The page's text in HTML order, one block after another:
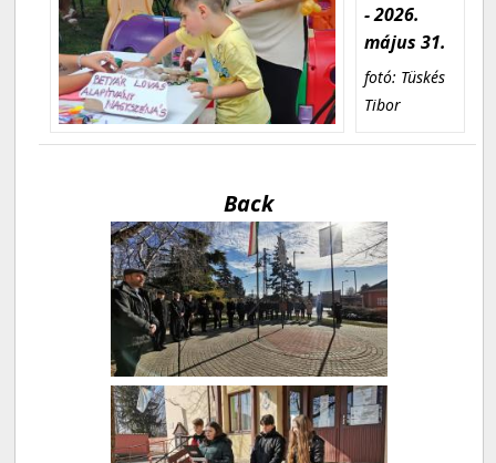
- 2026.
május 31.
fotó: Tüskés
Tibor
Back